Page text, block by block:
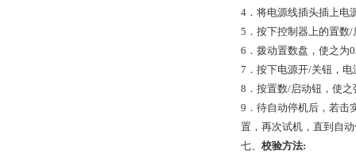
4．将电源线插头插上电
5．按下控制器上的置数
6．拨动置数盘，使之为
7．按下电源开/关钮，电
8．按置数/启动钮，使
9．待自动停机后，若击
置，再次试机，直到自
七、 校验方法: